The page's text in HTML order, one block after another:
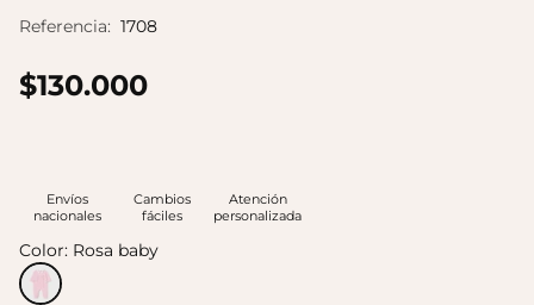
Referencia: 1708
$130.000
Envíos
nacionales
Cambios
fáciles
Atención
personalizada
Color: Rosa baby